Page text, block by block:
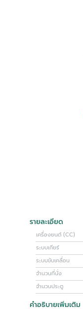
รายละเอียด
เครื่องยนต์ (CC)
ระบบเกียร์
ระบบขับเคลื่อน
จำนวนที่นั่ง
จำนวนประตู
คำอธิบายเพิ่มเติม